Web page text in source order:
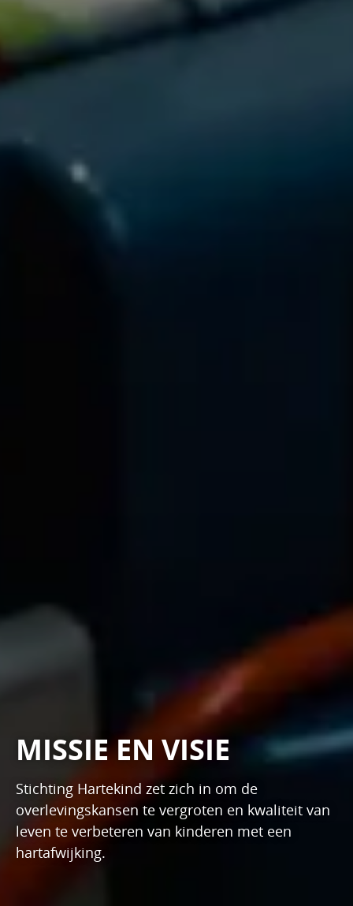
MISSIE EN VISIE
Stichting Hartekind zet zich in om de
overlevingskansen te vergroten en kwaliteit van
leven te verbeteren van kinderen met een
hartafwijking.